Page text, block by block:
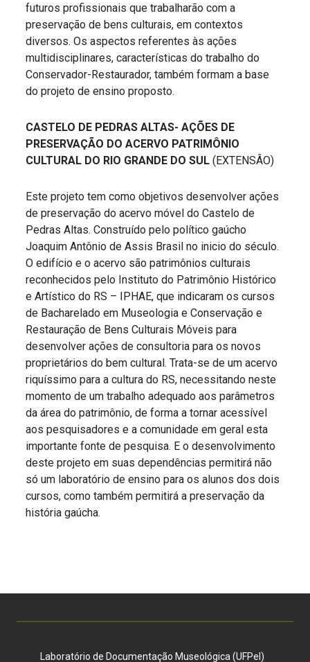
futuros profissionais que trabalharão com a
preservação de bens culturais, em contextos
diversos. Os aspectos referentes às ações
multidisciplinares, características do trabalho do
Conservador-Restaurador, também formam a base
do projeto de ensino proposto.
CASTELO DE PEDRAS ALTAS- AÇÕES DE
PRESERVAÇÃO DO ACERVO PATRIMÔNIO
CULTURAL DO RIO GRANDE DO SUL (EXTENSÂO)
Este projeto tem como objetivos desenvolver ações
de preservação do acervo móvel do Castelo de
Pedras Altas. Construído pelo político gaúcho
Joaquim Antônio de Assis Brasil no inicio do século.
O edifício e o acervo são patrimônios culturais
reconhecidos pelo Instituto do Patrimônio Histórico
e Artístico do RS – IPHAE, que indicaram os cursos
de Bacharelado em Museologia e Conservação e
Restauração de Bens Culturais Móveis para
desenvolver ações de consultoria para os novos
proprietários do bem cultural. Trata-se de um acervo
riquíssimo para a cultura do RS, necessitando neste
momento de um trabalho adequado aos parâmetros
da área do patrimônio, de forma a tornar acessível
aos pesquisadores e a comunidade em geral esta
importante fonte de pesquisa. E o desenvolvimento
deste projeto em suas dependências permitirá não
só um laboratório de ensino para os alunos dos dois
cursos, como também permitirá a preservação da
história gaúcha.
Laboratório de Documentação Museológica (UFPel)